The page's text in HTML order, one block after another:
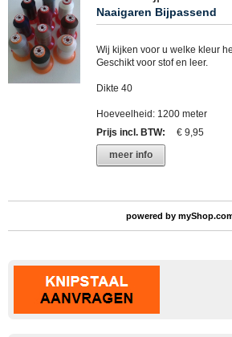
Naaigaren Bijpassend
Wij kijken voor u welke kleur
Geschikt voor stof en leer.
Dikte 40
Hoeveelheid: 1200 meter
Prijs incl. BTW:
€ 9,95
meer info
powered by